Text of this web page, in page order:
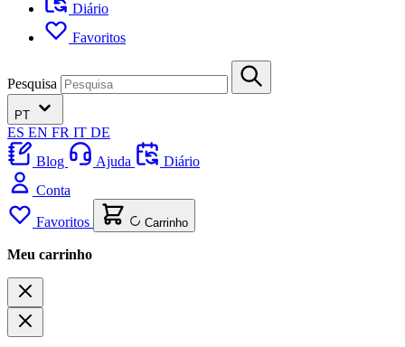
Diário
Favoritos
Pesquisa
PT
ES EN FR IT DE
Blog
Ajuda
Diário
Conta
Favoritos Carrinho
Meu carrinho